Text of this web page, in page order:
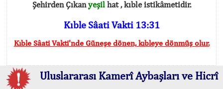
Şehirden Çıkanyeşilhat , kıble istikâmetidir.
Kıble Sâati Vakti 13:31
Kıble Sâati Vakti'nde Güneşe dönen, kıbleye dönmüş olur.
Uluslararası Kamerî Aybaşları ve Hicrî